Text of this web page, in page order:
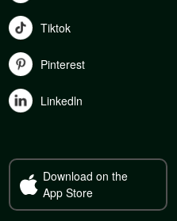
Tiktok
Pinterest
Linkedln
Download on the
App Store